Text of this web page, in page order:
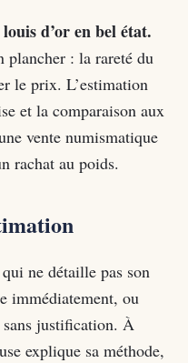
d’or en bel état.
plancher : la rareté du
le prix. L’estimation
et la comparaison aux
vente numismatique
rachat au poids.
ne détaille pas son
immédiatement, ou
sans justification. À
explique sa méthode,